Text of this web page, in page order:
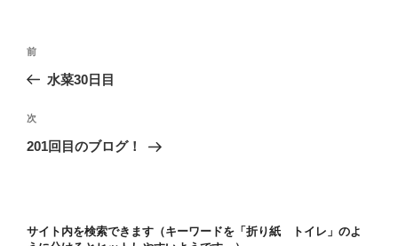
投
ビ
ゲ
ン
前
の
稿
前
水菜30日目
次
の
次
201回目のブログ！
サイト内を検索できます（キーワードを「折り紙 トイレ」のよ